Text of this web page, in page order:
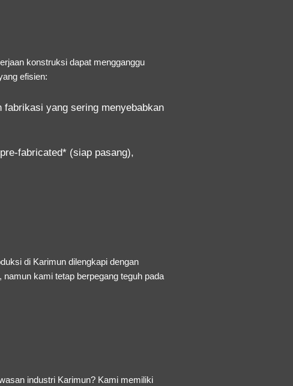
konstruksi dapat mengganggu
efisien:
yang sering menyebabkan
fabricated* (siap pasang),
di Karimun dilengkapi dengan
kami tetap berpegang teguh pada
industri Karimun? Kami memiliki